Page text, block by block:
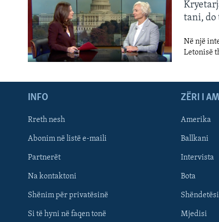
DITARI
Learning English
FOLLOW US
tani, do
Në një
Letonisë
INFO
Rreth nesh
Abonim në listë e-maili
Partnerët
Na kontaktoni
Shënim për privatësinë
Si të hyni në faqen tonë
ZËRI I
Amerika
Ballkani
Intervista
Bota
Shëndetësi
Mjedisi